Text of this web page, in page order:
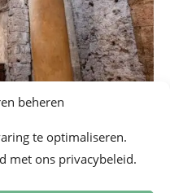
beheren
te optimaliseren.
met ons privacybeleid.